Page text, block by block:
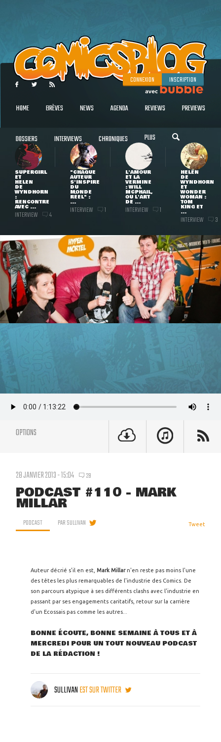
CONNEXION INSCRIPTION
HOME BRÈVES NEWS AGENDA REVIEWS PREVIEWS
DOSSIERS INTERVIEWS CHRONIQUES PLUS
SUPERGIRL
ET
HELEN
DE
WYNDHORN
:
RENCONTRE
AVEC ...
INTERVIEW 4
"CHAQUE
AUTEUR
S'INSPIRE
DU
MONDE
RÉEL" :
...
INTERVIEW 1
L'AMOUR
ET LA
VERMINE
: WILL
MCPHAIL,
OU L'ART
DE ...
INTERVIEW 1
HELEN
DE
WYNDHORN
ET
WONDER
WOMAN :
TOM
KING ET
...
INTERVIEW 3
OPTIONS
28 JANVIER 2013 - 15:04 28
PODCAST #110 - MARK
MILLAR
PODCAST PARSULLIVAN Tweet
Auteur décrié s'il en est, Mark Millarn'en reste pas moins l'une
des têtes les plus remarquables de l'industrie des Comics. De
son parcours atypique à ses différents clashs avec l'industrie en
passant par ses engagements caritatifs, retour sur la carrière
d'un Ecossais pas comme les autres...
BONNE ÉCOUTE, BONNE SEMAINE À TOUS ET À
MERCREDI POUR UN TOUT NOUVEAU PODCAST
DE LA RÉDACTION !
SULLIVANEST SUR TWITTER